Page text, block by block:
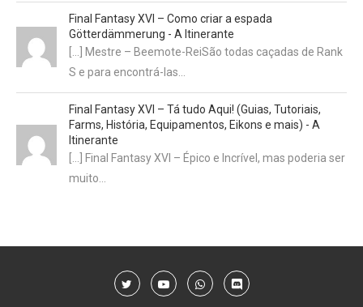
Final Fantasy XVI – Como criar a espada
Götterdämmerung - A Itinerante
[…] Mestre – Beemote-ReiSão todas caçadas de Rank
S e para encontrá-las…
Final Fantasy XVI – Tá tudo Aqui! (Guias, Tutoriais,
Farms, História, Equipamentos, Eikons e mais) - A
Itinerante
[…] Final Fantasy XVI – Épico e Incrível, mas poderia ser
muito…